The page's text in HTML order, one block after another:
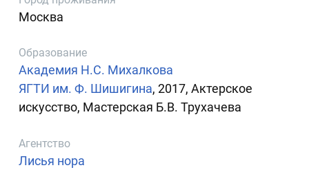
Москва
Образование
Академия Н.С. Михалкова
ЯГТИ им. Ф. Шишигина, 2017, Актерское
искусство, Мастерская Б.В. Трухачева
Агентство
Лисья нора